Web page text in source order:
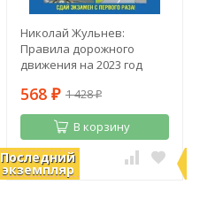
Последний
экземпляр
Николай Жульнев:
Правила дорожного
движения на 2023 год
568 ₽ 1 428₽
В корзину
В наличии